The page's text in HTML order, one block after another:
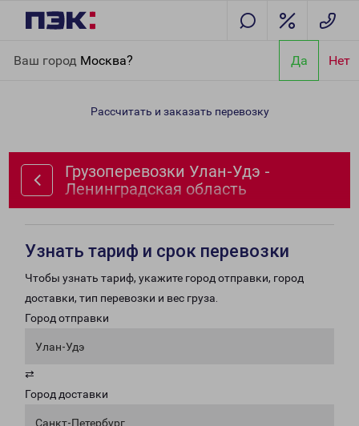
Ваш город Москва? Да Нет
Ленинградская область
Рассчитать и заказать перевозку
Грузоперевозки Улан-Удэ -
Ленинградская область
Узнать тариф и срок перевозки
Чтобы узнать тариф, укажите город отправки, город
доставки, тип перевозки и вес груза.
Город отправки
Улан-Удэ
⇄
Город доставки
Санкт-Петербург